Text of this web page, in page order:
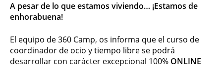
A pesar de lo que estamos viviendo… ¡Estamos de
enhorabuena!
El equipo de 360 Camp, os informa que el curso de
coordinador de ocio y tiempo libre se podrá
desarrollar con carácter excepcional 100% ONLINE